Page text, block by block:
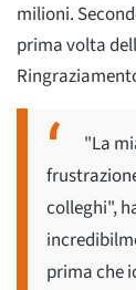
milioni.
prima volta
"La
colleghi",
prima che